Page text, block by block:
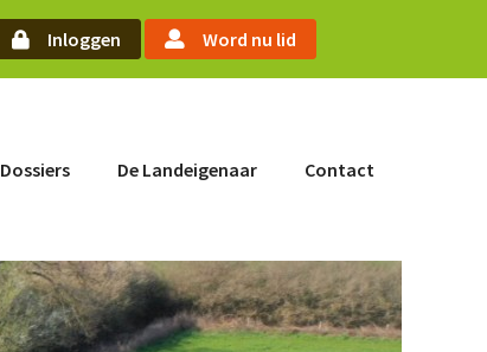
Inloggen Word nu lid
Dossiers De Landeigenaar Contact
Home